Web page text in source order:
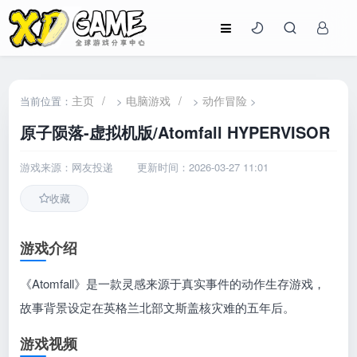
当前位置： 主页 / > 电脑游戏 / >动作冒险 >
原子陨落-虚拟机版/Atomfall HYPERVISOR
游戏来源：网友投递 更新时间：2026-03-27 11:01
收藏
游戏介绍
《Atomfall》是一款灵感来源于真实事件的动作生存游戏，
故事背景设定在英格兰北部文斯盖核灾难的五年后。
游戏视频